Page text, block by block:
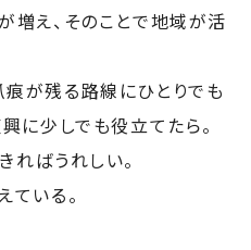
増え、そのことで地域が活
が残る路線にひとりでも
に少しでも役立てたら。
ればうれしい。
いる。